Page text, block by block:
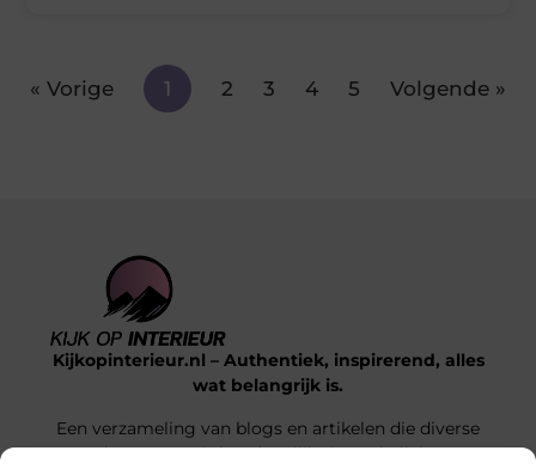
« Vorige 1 2 3 4 5 Volgende »
Kijkopinterieur.nl – Authentiek, inspirerend, alles
wat belangrijk is.
Een verzameling van blogs en artikelen die diverse
onderwerpen uit het dagelijks leven belichten.